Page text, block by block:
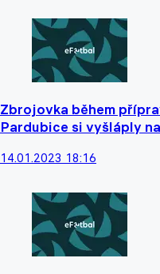
Zbrojovka během
Pardubice si vyšláply
14.01.2023 18:16